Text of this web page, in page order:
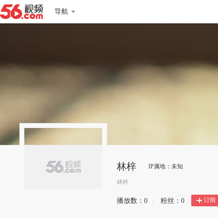
导航
林梓 IP属地：未知
林梓
播放数： 0 粉丝： 0 订阅